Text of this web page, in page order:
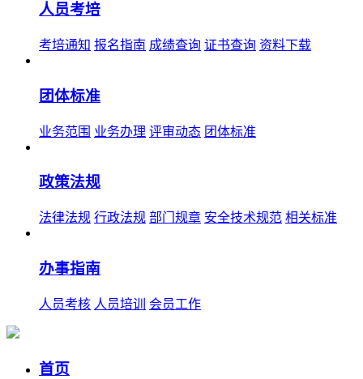
人员考培
考培通知 报名指南 成绩查询 证书查询 资料下载
团体标准
业务范围 业务办理 评审动态 团体标准
政策法规
法律法规 行政法规 部门规章 安全技术规范 相关标准
办事指南
人员考核 人员培训 会员工作
首页